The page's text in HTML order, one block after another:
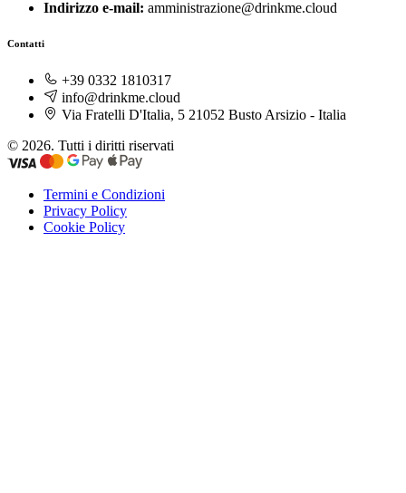
Indirizzo e-mail: amministrazione@drinkme.cloud
Contatti
+39 0332 1810317
info@drinkme.cloud
Via Fratelli D'Italia, 5 21052 Busto Arsizio - Italia
© 2026. Tutti i diritti riservati
Termini e Condizioni
Privacy Policy
Cookie Policy